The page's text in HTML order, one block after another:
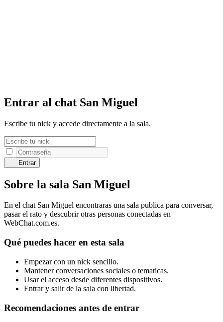
Entrar al chat San Miguel
Escribe tu nick y accede directamente a la sala.
Entrar
Sobre la sala San Miguel
En el chat San Miguel encontraras una sala publica para conversar,
pasar el rato y descubrir otras personas conectadas en
WebChat.com.es.
Qué puedes hacer en esta sala
Empezar con un nick sencillo.
Mantener conversaciones sociales o tematicas.
Usar el acceso desde diferentes dispositivos.
Entrar y salir de la sala con libertad.
Recomendaciones antes de entrar